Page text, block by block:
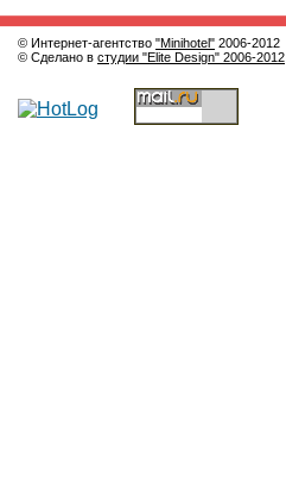
© Интернет-агентство "Minihotel" 2006-2012
© Сделано в студии "Elite Design" 2006-2012